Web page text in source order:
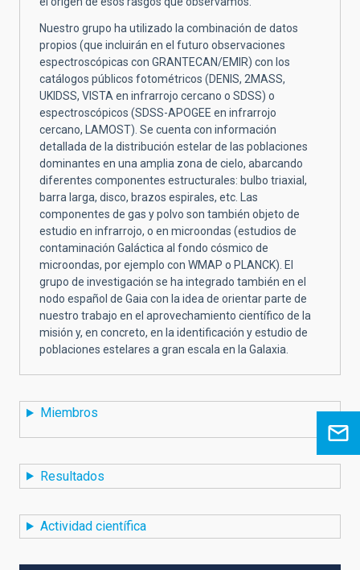
Nuestro grupo ha utilizado la combinación de datos
propios (que incluirán en el futuro observaciones
espectroscópicas con GRANTECAN/EMIR) con los
catálogos públicos fotométricos (DENIS, 2MASS,
UKIDSS, VISTA en infrarrojo cercano o SDSS) o
espectroscópicos (SDSS-APOGEE en infrarrojo
cercano, LAMOST). Se cuenta con información
detallada de la distribución estelar de las poblaciones
dominantes en una amplia zona de cielo, abarcando
diferentes componentes estructurales: bulbo triaxial,
barra larga, disco, brazos espirales, etc. Las
componentes de gas y polvo son también objeto de
estudio en infrarrojo, o en microondas (estudios de
contaminación Galáctica al fondo cósmico de
microondas, por ejemplo con WMAP o PLANCK). El
grupo de investigación se ha integrado también en el
nodo español de Gaia con la idea de orientar parte de
nuestro trabajo en el aprovechamiento científico de la
misión y, en concreto, en la identificación y estudio de
poblaciones estelares a gran escala en la Galaxia.
Miembros
Resultados
Actividad científica